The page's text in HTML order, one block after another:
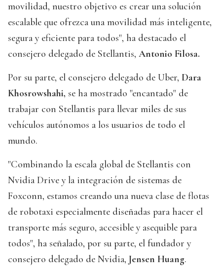
movilidad, nuestro objetivo es crear una solución
escalable que ofrezca una movilidad más inteligente,
segura y eficiente para todos", ha destacado el
consejero delegado de Stellantis, Antonio Filosa.
Por su parte, el consejero delegado de Uber, Dara
Khosrowshahi, se ha mostrado "encantado" de
trabajar con Stellantis para llevar miles de sus
vehículos autónomos a los usuarios de todo el
mundo.
"Combinando la escala global de Stellantis con
Nvidia Drive y la integración de sistemas de
Foxconn, estamos creando una nueva clase de flotas
de robotaxi especialmente diseñadas para hacer el
transporte más seguro, accesible y asequible para
todos", ha señalado, por su parte, el fundador y
consejero delegado de Nvidia, Jensen Huang.